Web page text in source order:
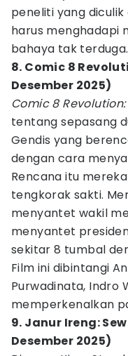
peneliti yang
harus menghadapi
bahaya tak terduga.
8. Comic 8
Desember 2025)
Comic 8
tentang sepasang
Gendis yang
dengan cara
Rencana itu
tengkorak sakti.
menyantet wakil
menyantet
sekitar 8 tumbal
Film ini dibintangi
Purwadinata, Indro
memperkenalkan
9. Janur Ireng:
Desember 2025)